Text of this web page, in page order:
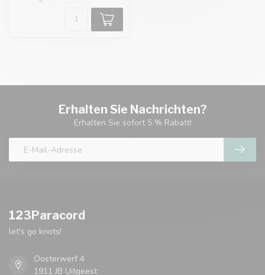
Erhalten Sie Nachrichten?
Erhalten Sie sofort 5 % Rabatt!
123Paracord
let's go knots!
Oosterwerf 4
1911 JB Uitgeest